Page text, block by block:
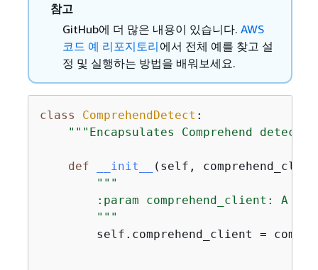
참고
GitHub에 더 많은 내용이 있습니다. AWS
코드 예 리포지토리 에서 전체 예를 찾고 설
정 및 실행하는 방법을 배워보세요.
class ComprehendDetect :
"""Encapsulates Comprehend
def __init__ ( self,
"""
:param comprehend_client: A
        """
self.comprehend_client =